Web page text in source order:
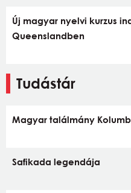
Új magyar nyelvi kurzus
Queenslandben
Tudástár
Magyar találmány
Safikada legendája